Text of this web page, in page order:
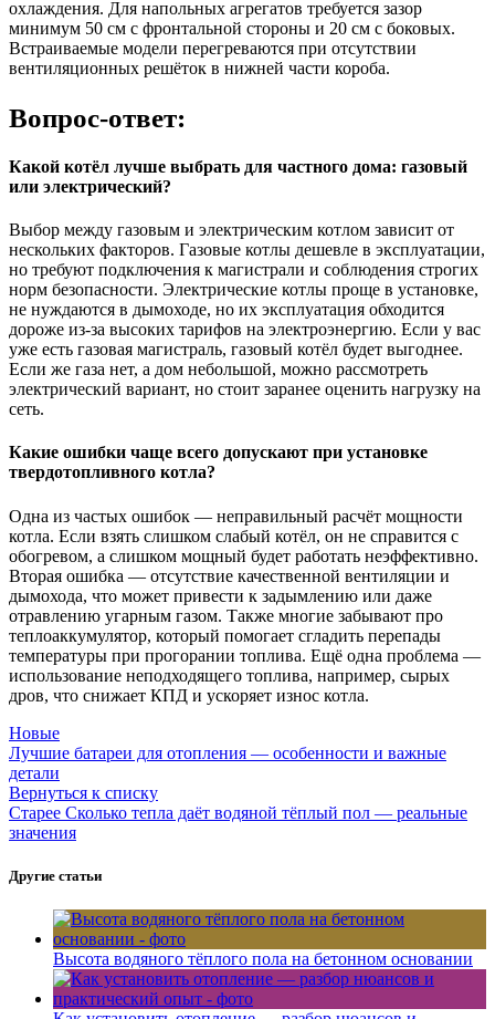
охлаждения. Для напольных агрегатов требуется зазор
минимум 50 см с фронтальной стороны и 20 см с боковых.
Встраиваемые модели перегреваются при отсутствии
вентиляционных решёток в нижней части короба.
Вопрос-ответ:
Какой котёл лучше выбрать для частного дома: газовый
или электрический?
Выбор между газовым и электрическим котлом зависит от
нескольких факторов. Газовые котлы дешевле в эксплуатации,
но требуют подключения к магистрали и соблюдения строгих
норм безопасности. Электрические котлы проще в установке,
не нуждаются в дымоходе, но их эксплуатация обходится
дороже из-за высоких тарифов на электроэнергию. Если у вас
уже есть газовая магистраль, газовый котёл будет выгоднее.
Если же газа нет, а дом небольшой, можно рассмотреть
электрический вариант, но стоит заранее оценить нагрузку на
сеть.
Какие ошибки чаще всего допускают при установке
твердотопливного котла?
Одна из частых ошибок — неправильный расчёт мощности
котла. Если взять слишком слабый котёл, он не справится с
обогревом, а слишком мощный будет работать неэффективно.
Вторая ошибка — отсутствие качественной вентиляции и
дымохода, что может привести к задымлению или даже
отравлению угарным газом. Также многие забывают про
теплоаккумулятор, который помогает сгладить перепады
температуры при прогорании топлива. Ещё одна проблема —
использование неподходящего топлива, например, сырых
дров, что снижает КПД и ускоряет износ котла.
Новые
Лучшие батареи для отопления — особенности и важные
детали
Вернуться к списку
Старее Сколько тепла даёт водяной тёплый пол — реальные
значения
Другие статьи
Высота водяного тёплого пола на бетонном основании